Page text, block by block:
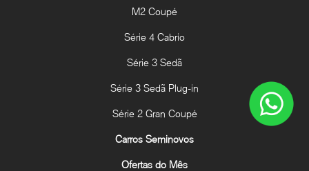
M2 Coupé
Série 4 Cabrio
Série 3 Sedã
Série 3 Sedã Plug-in
Série 2 Gran Coupé
Carros Seminovos
Ofertas do Mês